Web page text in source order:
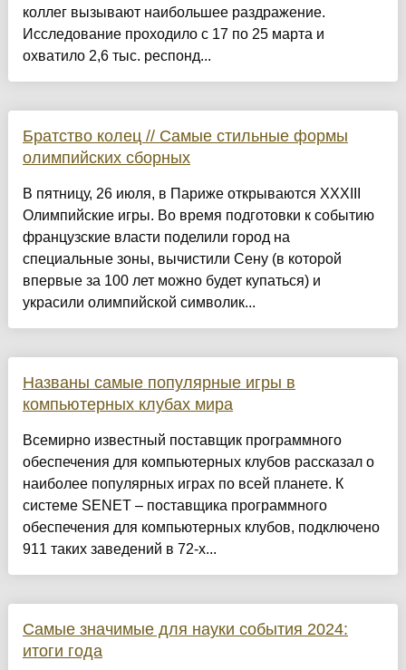
коллег вызывают наибольшее раздражение.
Исследование проходило с 17 по 25 марта и
охватило 2,6 тыс. респонд...
Братство колец // Самые стильные формы
олимпийских сборных
В пятницу, 26 июля, в Париже открываются XXXIII
Олимпийские игры. Во время подготовки к событию
французские власти поделили город на
специальные зоны, вычистили Сену (в которой
впервые за 100 лет можно будет купаться) и
украсили олимпийской символик...
Названы самые популярные игры в
компьютерных клубах мира
Всемирно известный поставщик программного
обеспечения для компьютерных клубов рассказал о
наиболее популярных играх по всей планете. К
системе SENET – поставщика программного
обеспечения для компьютерных клубов, подключено
911 таких заведений в 72-х...
Самые значимые для науки события 2024:
итоги года